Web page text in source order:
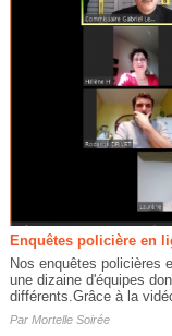
Enquêtes policière en
Nos enquêtes policières
une dizaine d'équipes
différents.Grâce à la
Par Mortelle Soirée